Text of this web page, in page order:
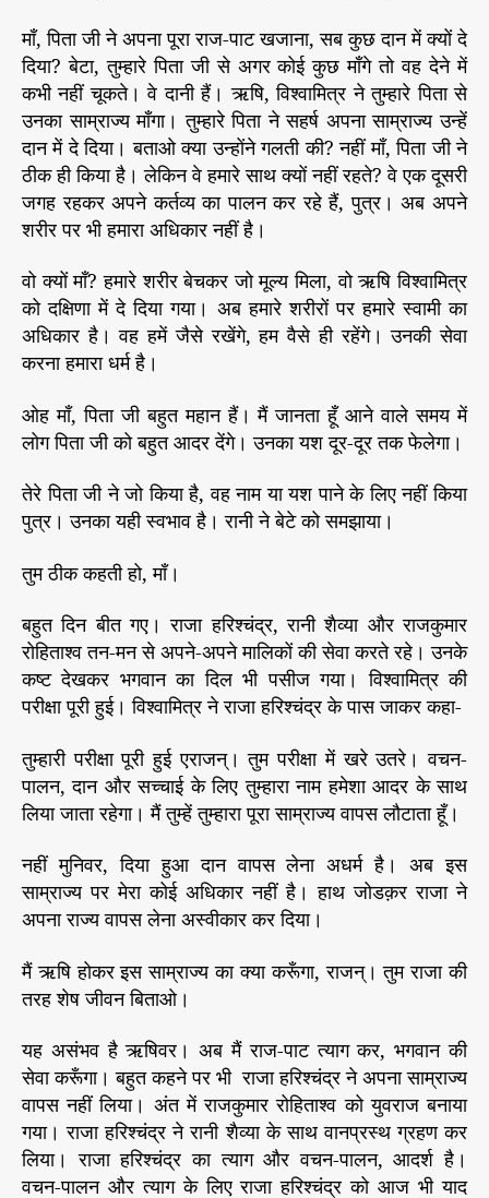
माँ, पिता जी ने अपना पूरा राज-पाट खजाना, सब कुछ दान में क्यों दे
दिया? बेटा, तुम्हारे पिता जी से अगर कोई कुछ माँगे तो वह देने में
कभी नहीं चूकते। वे दानी हैं। ऋषि, विश्वामित्र ने तुम्हारे पिता से
उनका साम्राज्य माँगा। तुम्हारे पिता ने सहर्ष अपना साम्राज्य उन्हें
दान में दे दिया। बताओ क्या उन्होंने गलती की? नहीं माँ, पिता जी ने
ठीक ही किया है। लेकिन वे हमारे साथ क्यों नहीं रहते? वे एक दूसरी
जगह रहकर अपने कर्तव्य का पालन कर रहे हैं, पुत्र। अब अपने
शरीर पर भी हमारा अधिकार नहीं है।
वो क्यों माँ? हमारे शरीर बेचकर जो मूल्य मिला, वो ऋषि विश्वामित्र
को दक्षिणा में दे दिया गया। अब हमारे शरीरों पर हमारे स्वामी का
अधिकार है। वह हमें जैसे रखेंगे, हम वैसे ही रहेंगे। उनकी सेवा
करना हमारा धर्म है।
ओह माँ, पिता जी बहुत महान हैं। मैं जानता हूँ आने वाले समय में
लोग पिता जी को बहुत आदर देंगे। उनका यश दूर-दूर तक फेलेगा।
तेरे पिता जी ने जो किया है, वह नाम या यश पाने के लिए नहीं किया
पुत्र। उनका यही स्वभाव है। रानी ने बेटे को समझाया।
तुम ठीक कहती हो, माँ।
बहुत दिन बीत गए। राजा हरिश्चंद्र, रानी शैव्या और राजकुमार
रोहिताश्व तन-मन से अपने-अपने मालिकों की सेवा करते रहे। उनके
कष्ट देखकर भगवान का दिल भी पसीज गया। विश्वामित्र की
परीक्षा पूरी हुई। विश्वामित्र ने राजा हरिश्चंद्र के पास जाकर कहा-
तुम्हारी परीक्षा पूरी हुई एराजन्। तुम परीक्षा में खरे उतरे। वचन-
पालन, दान और सच्चाई के लिए तुम्हारा नाम हमेशा आदर के साथ
लिया जाता रहेगा। मैं तुम्हें तुम्हारा पूरा साम्राज्य वापस लौटाता हूँ।
नहीं मुनिवर, दिया हुआ दान वापस लेना अधर्म है। अब इस
साम्राज्य पर मेरा कोई अधिकार नहीं है। हाथ जोडक़र राजा ने
अपना राज्य वापस लेना अस्वीकार कर दिया।
मैं ऋषि होकर इस साम्राज्य का क्या करूँगा, राजन्। तुम राजा की
तरह शेष जीवन बिताओ।
यह असंभव है ऋषिवर। अब मैं राज-पाट त्याग कर, भगवान की
सेवा करूँगा। बहुत कहने पर भी राजा हरिश्चंद्र ने अपना साम्राज्य
वापस नहीं लिया। अंत में राजकुमार रोहिताश्व को युवराज बनाया
गया। राजा हरिश्चंद्र ने रानी शैव्या के साथ वानप्रस्थ ग्रहण कर
लिया। राजा हरिश्चंद्र का त्याग और वचन-पालन, आदर्श है।
वचन-पालन और त्याग के लिए राजा हरिश्चंद्र को आज भी याद